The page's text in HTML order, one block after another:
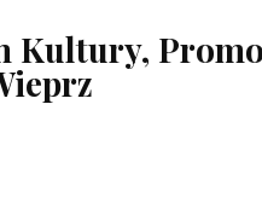
Kultury,